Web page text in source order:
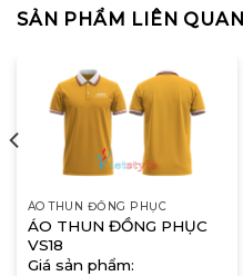
SẢN PHẨM LIÊN QUAN
ÁO THUN ĐỒNG PHỤC
ÁO THUN ĐỒNG PHỤC
VS18
Giá sản phẩm: